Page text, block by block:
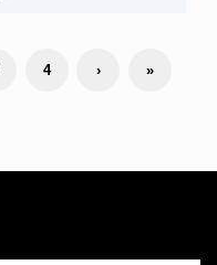
4 › »